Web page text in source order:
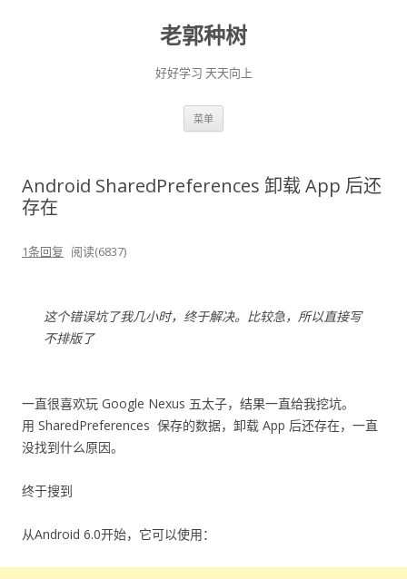
老郭种树
好好学习 天天向上
菜单
Android SharedPreferences 卸载 App 后还
存在
1条回复 阅读(6837)
这个错误坑了我几小时，终于解决。比较急，所以直接写
不排版了
一直很喜欢玩 Google Nexus 五太子，结果一直给我挖坑。
用 SharedPreferences 保存的数据，卸载 App 后还存在，一直
没找到什么原因。
终于搜到
从Android 6.0开始，它可以使用：